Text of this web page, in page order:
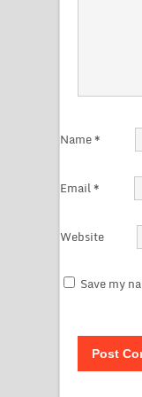
Name*
Email*
Website
Save my